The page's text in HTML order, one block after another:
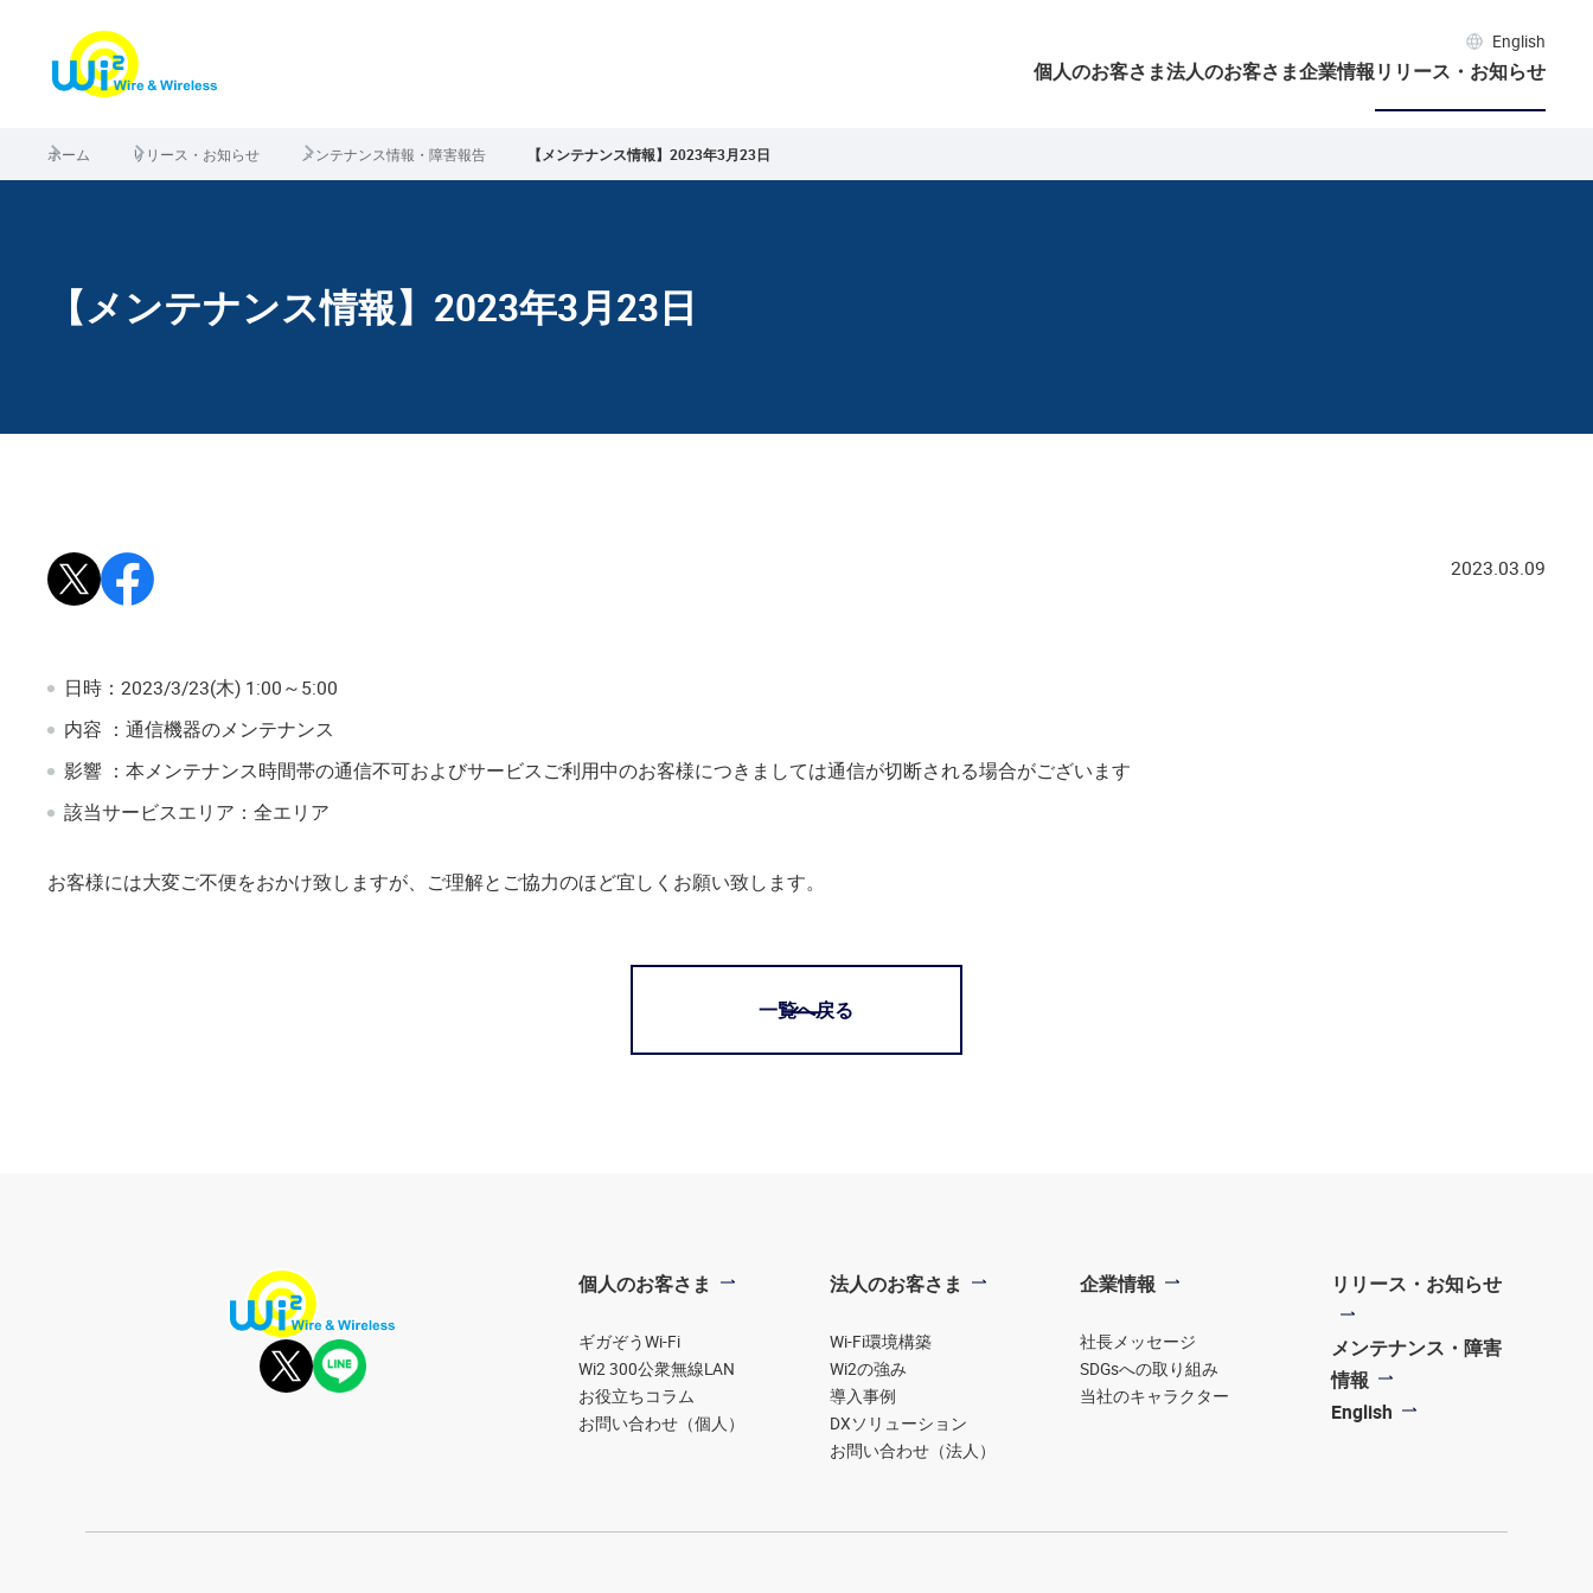
English
個人のお客さま法人のお客さま企業情報リリース・お知らせ
ホーム リリース・お知らせ メンテナンス情報・障害報告 【メンテナンス情報】2023年3月23日
【メンテナンス情報】2023年3月23日
Xで投稿Facebookでシェア 2023.03.09
日時：2023/3/23(木) 1:00～5:00
内容 ：通信機器のメンテナンス
影響 ：本メンテナンス時間帯の通信不可およびサービスご利用中のお客様につきましては通信が切断される場合がございます
該当サービスエリア：全エリア
お客様には大変ご不便をおかけ致しますが、ご理解とご協力のほど宜しくお願い致します。
一覧へ戻る
個人のお客さま
ギガぞうWi-Fi
Wi2 300公衆無線LAN
お役立ちコラム
お問い合わせ（個人）
法人のお客さま
Wi-Fi環境構築
Wi2の強み
導入事例
DXソリューション
お問い合わせ（法人）
企業情報
社長メッセージ
SDGsへの取り組み
当社のキャラクター
リリース・お知らせ
メンテナンス・障害
情報
English